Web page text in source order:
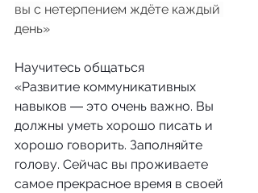
вы с нетерпением ждёте каждый
день»
Научитесь общаться
«Развитие коммуникативных
навыков ― это очень важно. Вы
должны уметь хорошо писать и
хорошо говорить. Заполняйте
голову. Сейчас вы проживаете
самое прекрасное время в своей